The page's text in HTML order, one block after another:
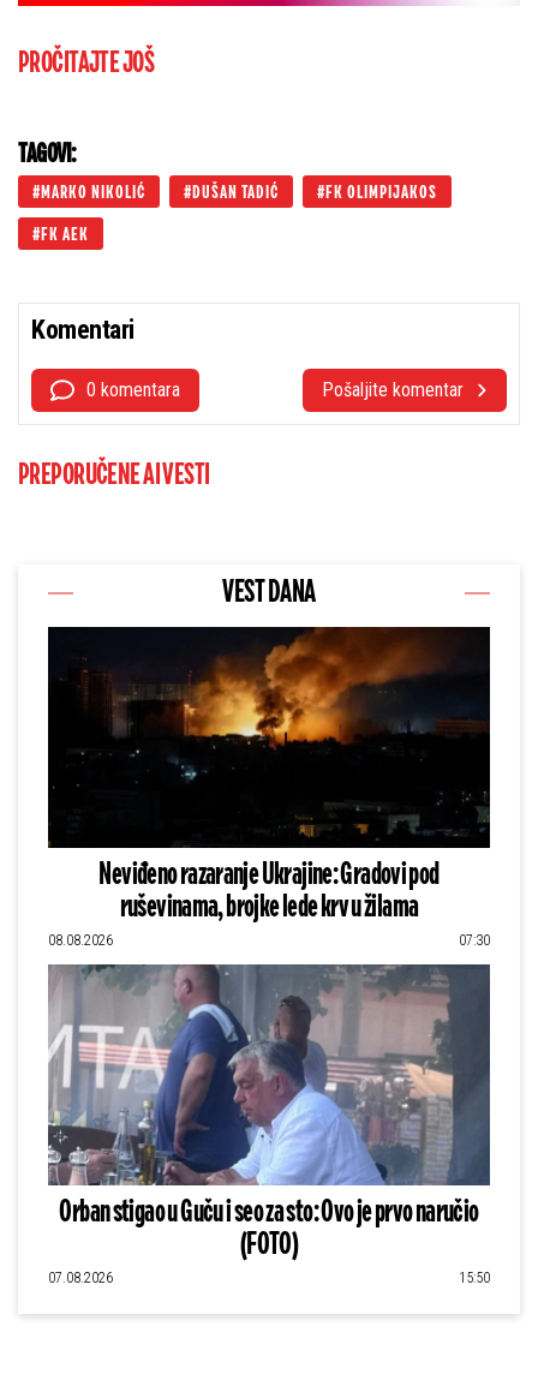
PROČITAJTE JOŠ
TAGOVI:
MARKO NIKOLIĆ DUŠAN TADIĆ FK OLIMPIJAKOS
FK AEK
Komentari
0 komentara Pošaljite komentar
PREPORUČENE AI VESTI
VEST DANA
Neviđeno razaranje Ukrajine: Gradovi pod
ruševinama, brojke lede krv u žilama
08.08.2026 07:30
Orban stigao u Guču i seo za sto: Ovo je prvo naručio
(FOTO)
07.08.2026 15:50